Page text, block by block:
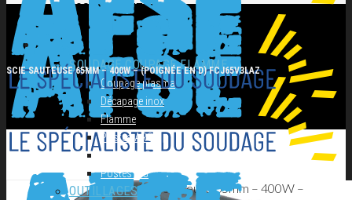
NOS PRODUITS
SOUDAGE COUPAGE FLAMME
Coupage plasma
Décapage inox
Flamme
Postes ARC
Postes MIG
Postes TIG
OUTILLAGES
SCIE SAUTEUSE 65MM – 400W – (POIGNÉE EN D) FCJ65V3LAZ
Scie sauteuse 65mm – 400W –